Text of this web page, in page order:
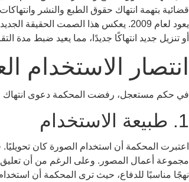
يعود لعام 2009. يعكس هذا الصمت
أو تنزيل جديد انتهاكًا جديدًا، مما يعيد ضبط مدة
انتصار الاستخدام
في حكم مستعجل، رفضت المحكمة دعوى انتهاك
1. طبيعة الاستخدام
اعتبرت المحكمة أن استخدام الصورة كان
مجموعة أعمال المصور. وعلى الرغم من أن تعليق
نهجًا مناسبًا للدفاع، حيث ترى المحكمة أن